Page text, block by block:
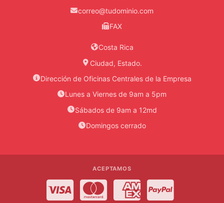
correo@tudominio.com
FAX
Costa Rica
Ciudad, Estado.
Dirección de Oficinas Centrales de la Empresa
Lunes a Viernes de 9am a 5pm
Sábados de 9am a 12md
Domingos cerrado
ACEPTAMOS
Visa MasterCardAmerican Express